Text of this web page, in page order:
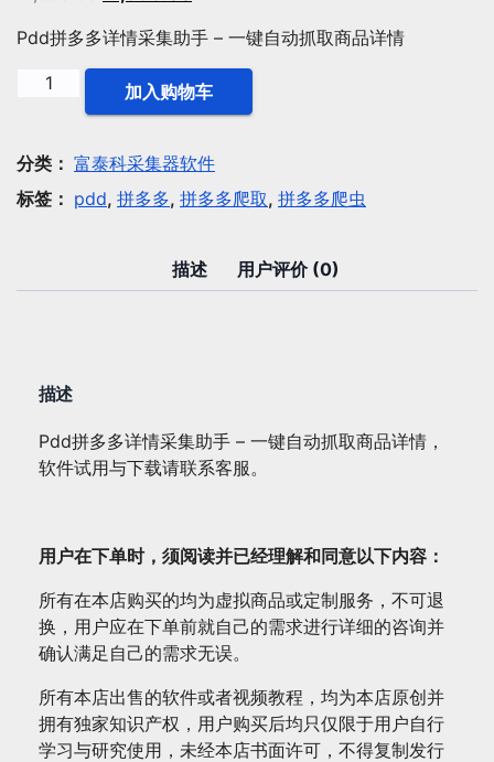
为：
¥1,999.00。
价
格
为：
Pdd拼多多详情采集助手 – 一键自动抓取商品详情
Pdd
多
详
情
助
加入购物车
分类： 富泰科采集器软件
标签： pdd, 拼多多, 拼多多爬取, 拼多多爬虫
描述 用户评价 (0)
描述
Pdd拼多多详情采集助手 – 一键自动抓取商品详情，
软件试用与下载请联系客服。
用户在下单时，须阅读并已经理解和同意以下内容：
所有在本店购买的均为虚拟商品或定制服务，不可退
换，用户应在下单前就自己的需求进行详细的咨询并
确认满足自己的需求无误。
所有本店出售的软件或者视频教程，均为本店原创并
拥有独家知识产权，用户购买后均只仅限于用户自行
学习与研究使用，未经本店书面许可，不得复制发行